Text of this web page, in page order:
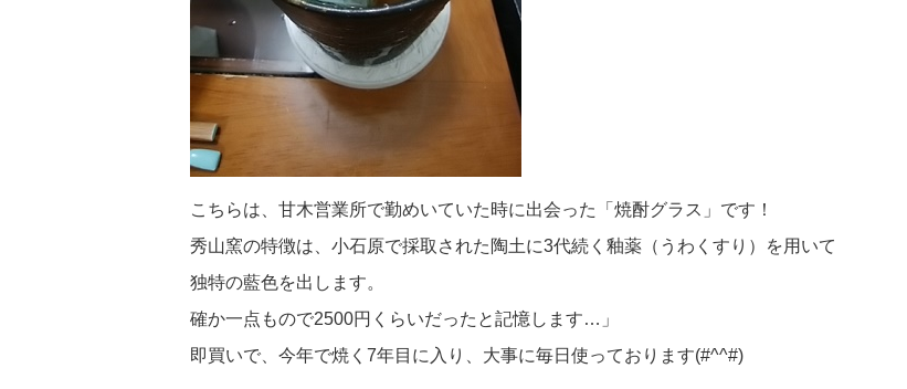
こちらは、甘木営業所で勤めいていた時に出会った「焼酎グラス」です！
秀山窯の特徴は、小石原で採取された陶土に3代続く釉薬（うわくすり）を用いて
独特の藍色を出します。
確か一点もので2500円くらいだったと記憶します…」
即買いで、今年で焼く7年目に入り、大事に毎日使っております(#^^#)